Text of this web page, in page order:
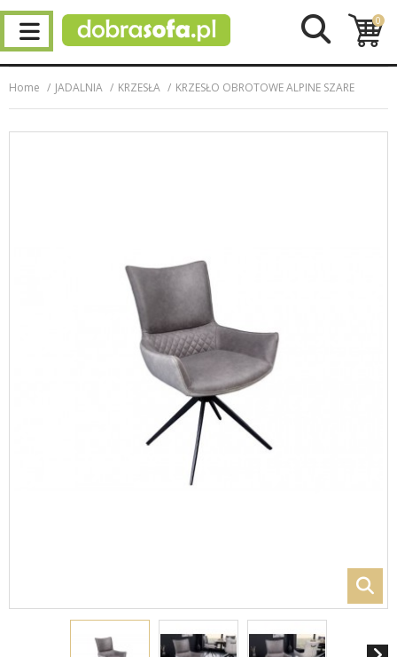
0
Home JADALNIA KRZESŁA KRZESŁO OBROTOWE ALPINE SZARE